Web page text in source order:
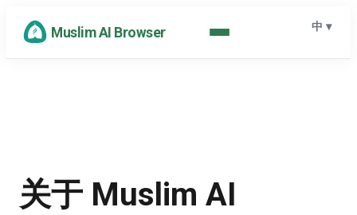
Muslim AI Browser 中 ▾
关于 Muslim AI